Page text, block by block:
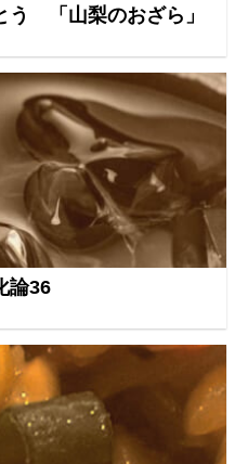
う 「山梨のおざら」
論36